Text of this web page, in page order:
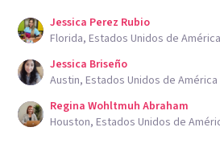
Jessica Perez Rubio
Florida, Estados Unidos de América
Jessica Briseño
Austin, Estados Unidos de América
Regina Wohltmuh Abraham
Houston, Estados Unidos de